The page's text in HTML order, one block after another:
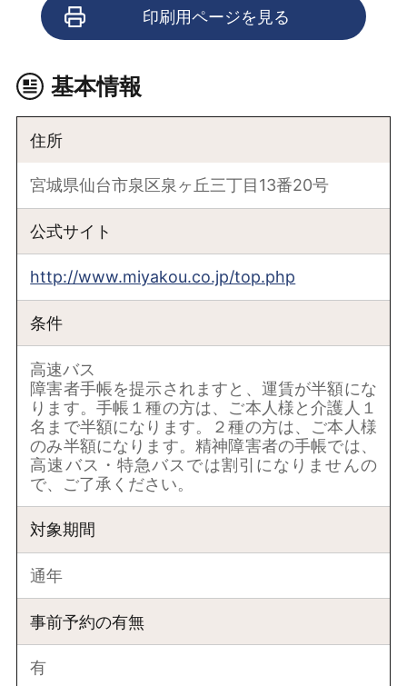
印刷用ページを見る
基本情報
住所
宮城県仙台市泉区泉ヶ丘三丁目13番20号
公式サイト
http://www.miyakou.co.jp/top.php
条件
高速バス
障害者手帳を提示されますと、運賃が半額にな
ります。手帳１種の方は、ご本人様と介護人１
名まで半額になります。２種の方は、ご本人様
のみ半額になります。精神障害者の手帳では、
高速バス・特急バスでは割引になりませんの
で、ご了承ください。
対象期間
通年
事前予約の有無
有